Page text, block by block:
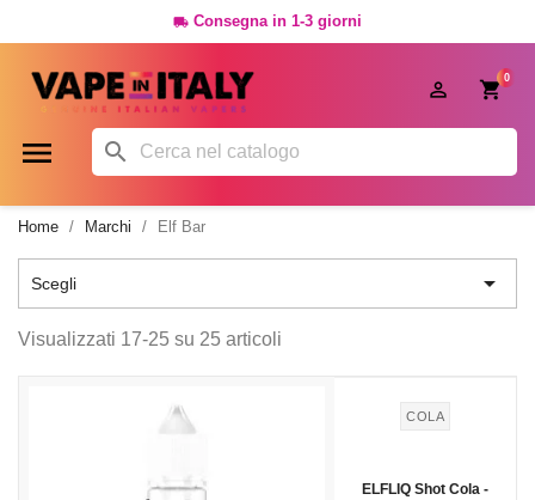
 Consegna in 1-3 giorni
0

 
Home Marchi Elf Bar
Scegli 
Visualizzati 17-25 su 25 articoli
COLA
ELFLIQ Shot Cola -